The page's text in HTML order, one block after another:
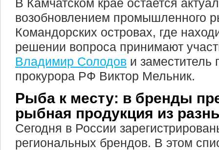
В Камчатском крае остается
возобновлением промышленного
Командорских островах, где
решении вопроса принимают
Владимир Солодов и заместитель
прокурора РФ Виктор Мельник.
Рыба к месту: в бренды
рыбная продукция из
Сегодня в России
региональных брендов. В этом